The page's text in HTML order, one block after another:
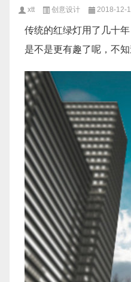
xtt 创意设计 2018-12-
传统的红绿灯用了几十
是不是更有趣了呢，不